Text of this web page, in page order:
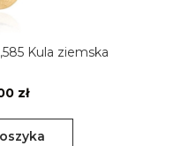
Kula ziemska
zł